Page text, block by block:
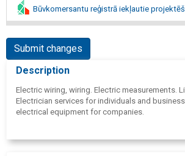
Būvkomersantu reģistrā iekļautie
Submit changes
Description
Electric wiring, wiring. Electric measurements.
Electrician services for individuals and
electrical equipment for companies.